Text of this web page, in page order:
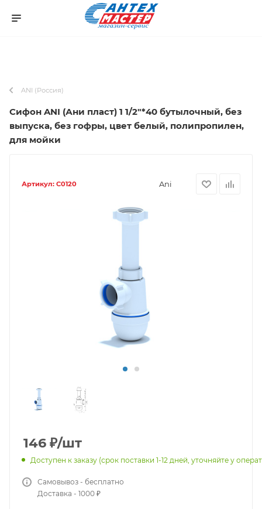
ANI (Россия)
Сифон ANI (Ани пласт) 1 1/2"*40 бутылочный, без
выпуска, без гофры, цвет белый, полипропилен,
для мойки
Артикул: C0120 Ani
146 ₽/шт
Доступен к заказу (срок поставки 1-12 дней, уточняйте у
Самовывоз - бесплатно
Доставка - 1000 ₽